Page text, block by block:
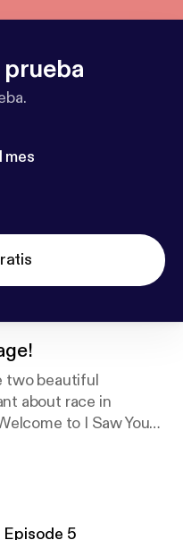
prueba
two beautiful
about race in
to I Saw You
and political
and their
5